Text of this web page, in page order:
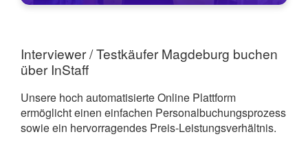
Interviewer / Testkäufer Magdeburg buchen
über InStaff
Unsere hoch automatisierte Online Plattform
ermöglicht einen einfachen Personalbuchungsprozess
sowie ein hervorragendes Preis-Leistungsverhältnis.